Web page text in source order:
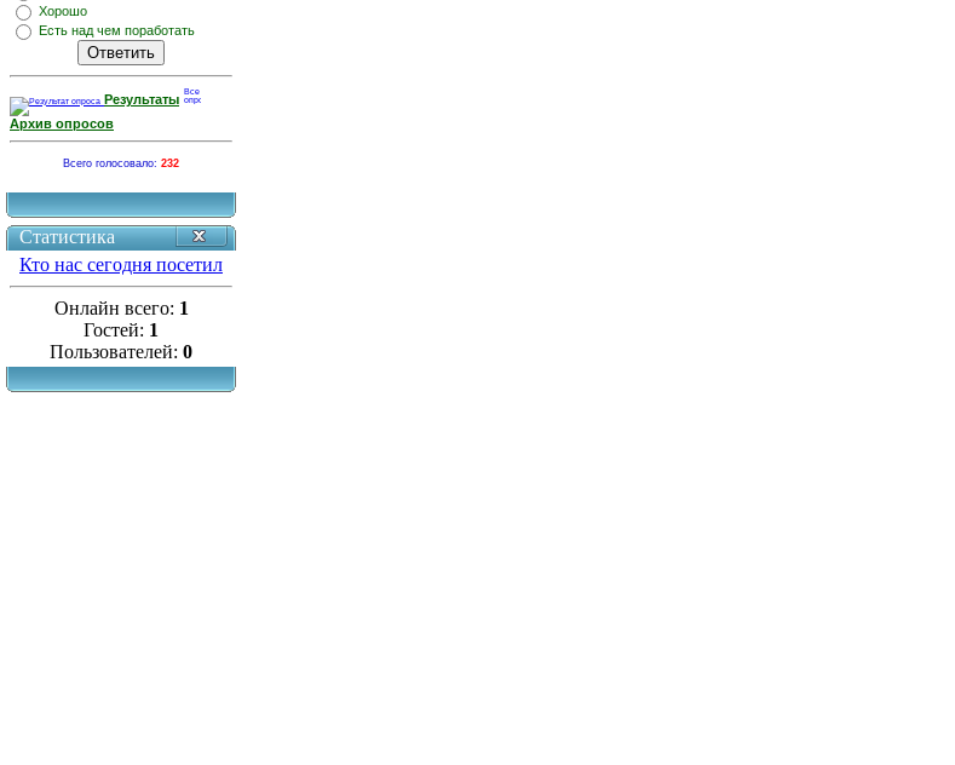
Хорошо
Есть над чем поработать
Результаты
Архив опросов
Всего голосовало: 232
Статистика
Кто нас сегодня посетил
Онлайн всего: 1
Гостей: 1
Пользователей: 0